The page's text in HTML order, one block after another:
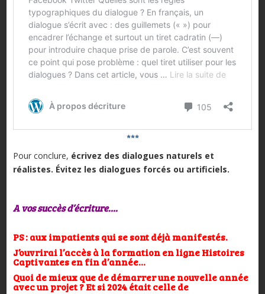
***
Pour conclure, écrivez des dialogues naturels et
réalistes. Évitez les dialogues forcés ou artificiels.
A vos succès d’écriture….
PS : aux impatients qui se sont déjà manifestés.
J’ouvrirai l’accès à la formation en ligne Histoires
Captivantes en fin d’année…
Quoi de mieux que de démarrer une nouvelle année
avec un projet ? Et si 2024 était celle de